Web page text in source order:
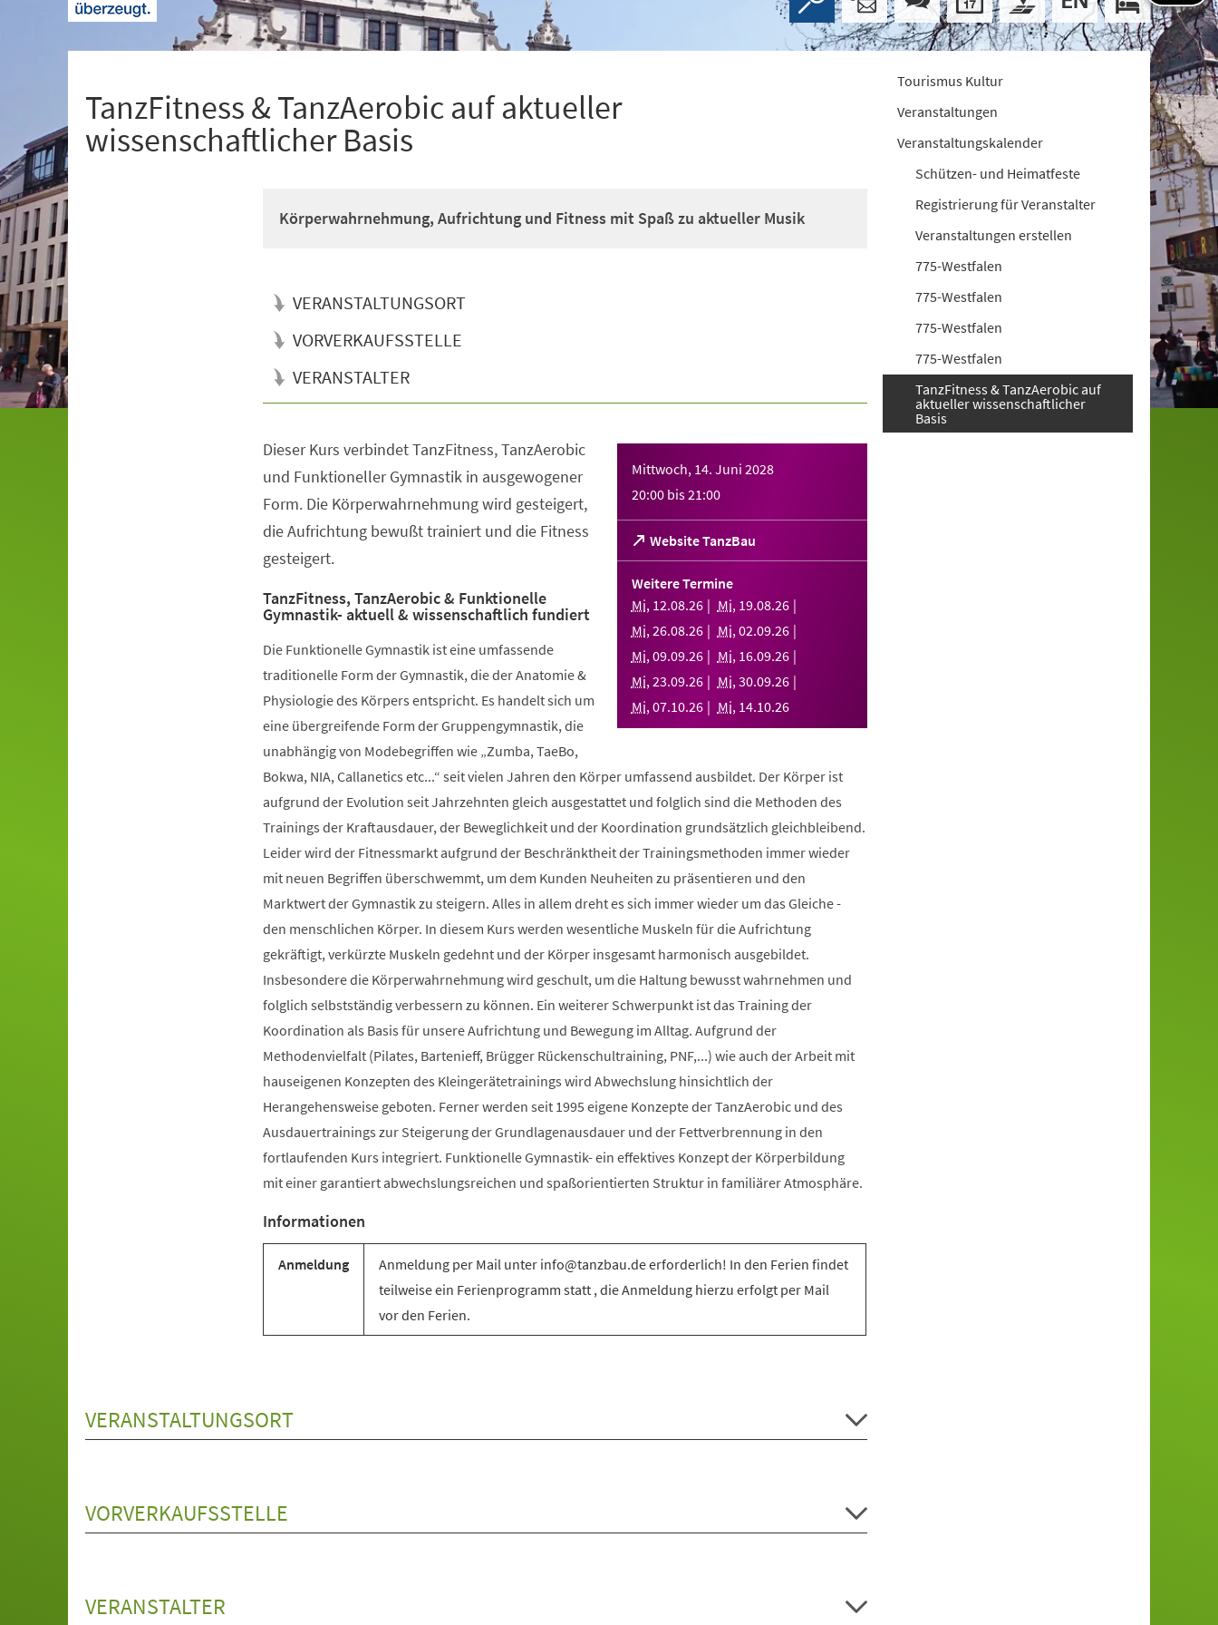
TanzFitness & TanzAerobic auf aktueller
wissenschaftlicher Basis
Körperwahrnehmung, Aufrichtung und Fitness mit Spaß zu aktueller Musik
VERANSTALTUNGSORT
VORVERKAUFSSTELLE
VERANSTALTER
Mittwoch, 14. Juni 2028
20:00 bis21:00
Website TanzBau
(Öffnet
in
einem
neuen
Tab)
Weitere Termine
Mi, 12.08.26 Mi, 19.08.26
Mi,26.08.26 Mi,02.09.26
Mi,09.09.26 Mi, 16.09.26
Mi,23.09.26 Mi,30.09.26
Mi,07.10.26 Mi, 14.10.26
Dieser Kurs verbindet TanzFitness, TanzAerobic
und Funktioneller Gymnastik in ausgewogener
Form. Die Körperwahrnehmung wird gesteigert,
die Aufrichtung bewußt trainiert und die Fitness
gesteigert.
TanzFitness, TanzAerobic & Funktionelle
Gymnastik- aktuell & wissenschaftlich fundiert
Die Funktionelle Gymnastik ist eine umfassende
traditionelle Form der Gymnastik, die der Anatomie &
Physiologie des Körpers entspricht. Es handelt sich um
eine übergreifende Form der Gruppengymnastik, die
unabhängig von Modebegriffen wie „Zumba, TaeBo,
Bokwa, NIA, Callanetics etc...“ seit vielen Jahren den Körper umfassend ausbildet. Der Körper ist
aufgrund der Evolution seit Jahrzehnten gleich ausgestattet und folglich sind die Methoden des
Trainings der Kraftausdauer, der Beweglichkeit und der Koordination grundsätzlich gleichbleibend.
Leider wird der Fitnessmarkt aufgrund der Beschränktheit der Trainingsmethoden immer wieder
mit neuen Begriffen überschwemmt, um dem Kunden Neuheiten zu präsentieren und den
Marktwert der Gymnastik zu steigern. Alles in allem dreht es sich immer wieder um das Gleiche -
den menschlichen Körper. In diesem Kurs werden wesentliche Muskeln für die Aufrichtung
gekräftigt, verkürzte Muskeln gedehnt und der Körper insgesamt harmonisch ausgebildet.
Insbesondere die Körperwahrnehmung wird geschult, um die Haltung bewusst wahrnehmen und
folglich selbstständig verbessern zu können. Ein weiterer Schwerpunkt ist das Training der
Koordination als Basis für unsere Aufrichtung und Bewegung im Alltag. Aufgrund der
Methodenvielfalt (Pilates, Bartenieff, Brügger Rückenschultraining, PNF,...) wie auch der Arbeit mit
hauseigenen Konzepten des Kleingerätetrainings wird Abwechslung hinsichtlich der
Herangehensweise geboten. Ferner werden seit 1995 eigene Konzepte der TanzAerobic und des
Ausdauertrainings zur Steigerung der Grundlagenausdauer und der Fettverbrennung in den
fortlaufenden Kurs integriert. Funktionelle Gymnastik- ein effektives Konzept der Körperbildung
mit einer garantiert abwechslungsreichen und spaßorientierten Struktur in familiärer Atmosphäre.
Informationen
Anmeldung
Anmeldung per Mail unter info@tanzbau.de erforderlich! In den Ferien findet
teilweise ein Ferienprogramm statt , die Anmeldung hierzu erfolgt per Mail
vor den Ferien.
VERANSTALTUNGSORT
VORVERKAUFSSTELLE
VERANSTALTER
Tourismus Kultur
Veranstaltungen
Veranstaltungskalender
Schützen- und Heimatfeste
Registrierung für Veranstalter
Veranstaltungen erstellen
775-Westfalen
775-Westfalen
775-Westfalen
775-Westfalen
TanzFitness & TanzAerobic auf
aktueller wissenschaftlicher
Basis